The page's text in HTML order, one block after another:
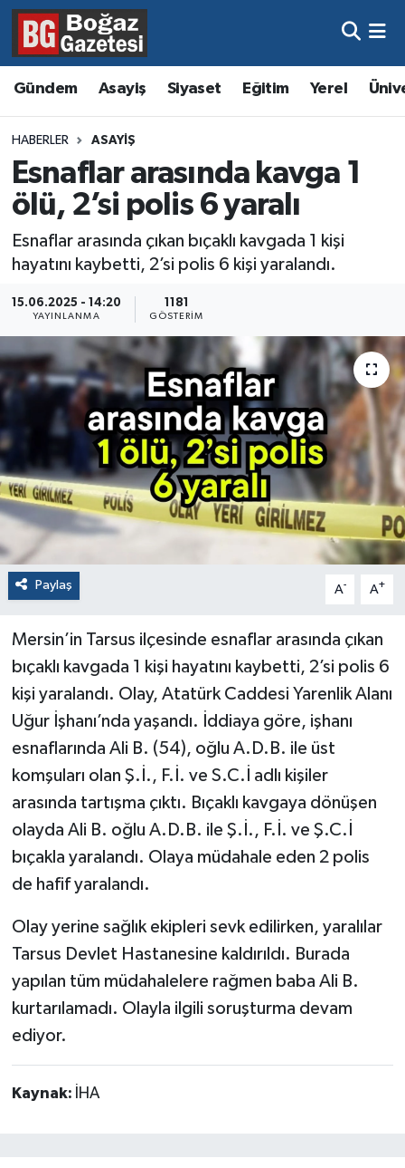
Gündem Asayiş Siyaset Eğitim Yerel
HABERLER ASAYIŞ
Esnaflar arasında kavga 1
ölü, 2’si polis 6 yaralı
Esnaflar arasında çıkan bıçaklı kavgada 1 kişi
hayatını kaybetti, 2’si polis 6 kişi yaralandı.
15.06.2025 - 14:20
YAYINLANMA
1181
GÖSTERIM
Paylaş A- A+
Mersin’in Tarsus ilçesinde esnaflar arasında çıkan
bıçaklı kavgada 1 kişi hayatını kaybetti, 2’si polis 6
kişi yaralandı. Olay, Atatürk Caddesi Yarenlik Alanı
Uğur İşhanı’nda yaşandı. İddiaya göre, işhanı
esnaflarında Ali B. (54), oğlu A.D.B. ile üst
komşuları olan Ş.İ., F.İ. ve S.C.İ adlı kişiler
arasında tartışma çıktı. Bıçaklı kavgaya dönüşen
olayda Ali B. oğlu A.D.B. ile Ş.İ., F.İ. ve Ş.C.İ
bıçakla yaralandı. Olaya müdahale eden 2 polis
de hafif yaralandı.
Olay yerine sağlık ekipleri sevk edilirken, yaralılar
Tarsus Devlet Hastanesine kaldırıldı. Burada
yapılan tüm müdahalelere rağmen baba Ali B.
kurtarılamadı. Olayla ilgili soruşturma devam
ediyor.
Kaynak: İHA
Asayiş
Eğitim
Ekonomi
Gündem
Kültür ve Sanat
Magazin
Resmi İlanlar
Sağlık
Hava Durumu
Trafik Durumu
Süper Lig Puan Durumu ve Fikstür
Tüm Manşetler
Son Dakika Haberleri
Haber Arşivi